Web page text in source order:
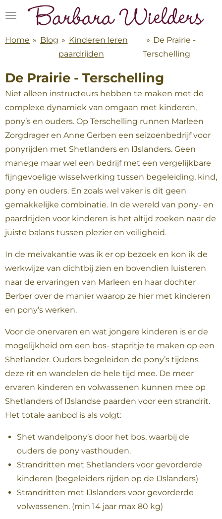
Ga
naar
Home » Blog » Kinderen leren
paardrijden
» De Prairie -
Terschelling
De Prairie - Terschelling
Niet alleen instructeurs hebben te maken met de
complexe dynamiek van omgaan met kinderen,
pony’s en ouders. Op Terschelling runnen Marleen
Zorgdrager en Anne Gerben een seizoenbedrijf voor
ponyrijden met Shetlanders en IJslanders. Geen
manege maar wel een bedrijf met een vergelijkbare
fijngevoelige wisselwerking tussen begeleiding, kind,
pony en ouders. En zoals wel vaker is dit geen
gemakkelijke combinatie. In de wereld van pony- en
paardrijden voor kinderen is het altijd zoeken naar de
juiste balans tussen plezier en veiligheid.
In de meivakantie was ik er op bezoek en kon ik de
werkwijze van dichtbij zien en bovendien luisteren
naar de ervaringen van Marleen en haar dochter
Berber over de manier waarop ze hier met kinderen
en pony’s werken.
Voor de onervaren en wat jongere kinderen is er de
mogelijkheid om een bos- stapritje te maken op een
Shetlander. Ouders begeleiden de pony’s tijdens
deze rit en wandelen de hele tijd mee. De meer
ervaren kinderen en volwassenen kunnen mee op
Shetlanders of IJslandse paarden voor een strandrit.
Het totale aanbod is als volgt:
Shet wandelpony’s door het bos, waarbij de
ouders de pony vasthouden.
Strandritten met Shetlanders voor gevorderde
kinderen (begeleiders rijden op de IJslanders)
Strandritten met IJslanders voor gevorderde
volwassenen. (min 14 jaar max 80 kg)